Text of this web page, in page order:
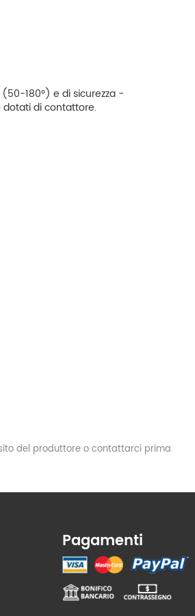
180°) e di sicurezza -
dotati di contattore.
del produttore o contattarci prima
Pagamenti